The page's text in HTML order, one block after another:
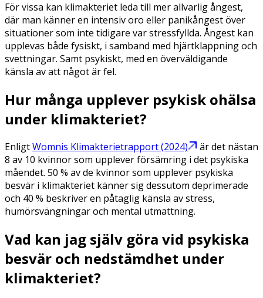
För vissa kan klimakteriet leda till mer allvarlig ångest,
där man känner en intensiv oro eller panikångest över
situationer som inte tidigare var stressfyllda. Ångest kan
upplevas både fysiskt, i samband med hjärtklappning och
svettningar. Samt psykiskt, med en överväldigande
känsla av att något är fel.
Hur många upplever psykisk ohälsa
under klimakteriet?
EnligtWomnis Klimakterietrapport (2024)
är det nästan
8 av 10 kvinnor som upplever försämring i det psykiska
måendet. 50 % av de kvinnor som upplever psykiska
besvär i klimakteriet känner sig dessutom deprimerade
och 40 % beskriver en påtaglig känsla av stress,
humörsvängningar och mental utmattning.
Vad kan jag själv göra vid psykiska
besvär och nedstämdhet under
klimakteriet?